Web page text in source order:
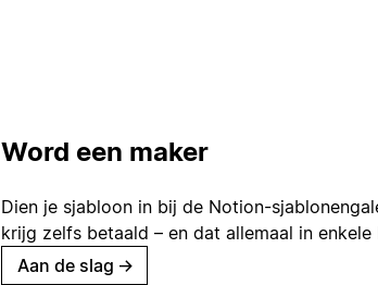
Word een maker
Dien je sjabloon in bij de Notion-
krijg zelfs betaald – en dat allemaal in enkele
Aan de slag →